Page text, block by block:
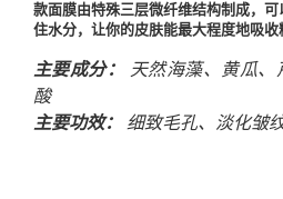
款面膜由特殊三层微纤维结构制成，
住水分，让你的皮肤能最大程度地吸收
主要成分：
天然海藻、黄瓜
酸
主要功效：
细致毛孔、淡化皱